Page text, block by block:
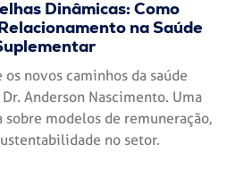
Dinâmicas: Como
na Saúde
os novos caminhos da saúde
Anderson Nascimento. Uma
modelos de remuneração,
no setor.